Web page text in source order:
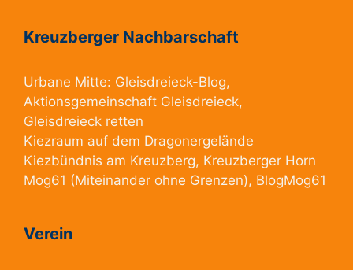
Kreuzberger Nachbarschaft
Urbane Mitte: Gleisdreieck-Blog,
Aktionsgemeinschaft Gleisdreieck,
Gleisdreieck retten
Kiezraum auf dem Dragonergelände
Kiezbündnis am Kreuzberg, Kreuzberger Horn
Mog61 (Miteinander ohne Grenzen), BlogMog61
Verein